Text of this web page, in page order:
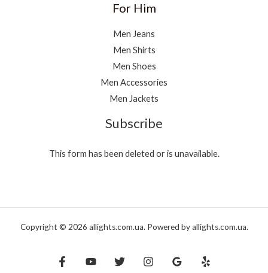
For Him
Men Jeans
Men Shirts
Men Shoes
Men Accessories
Men Jackets
Subscribe
This form has been deleted or is unavailable.
Copyright © 2026 allights.com.ua. Powered by allights.com.ua.